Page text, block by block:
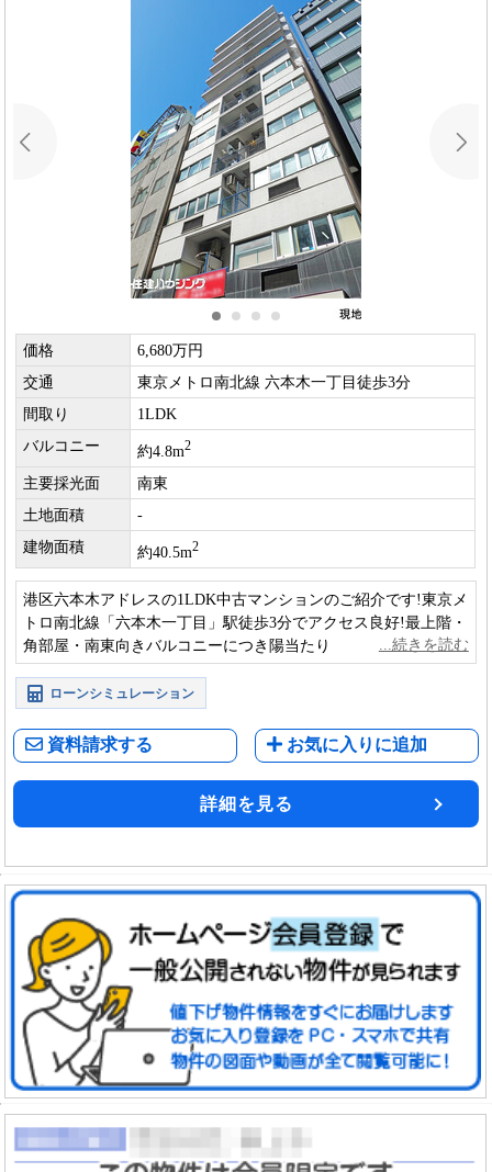
価格
6,680万円
交通
東京メトロ南北線 六本木一丁目徒歩3分
間取り
1LDK
バルコニー
約4.8m2
主要採光面
南東
土地面積
-
建物面積
約40.5m2
港区六本木アドレスの1LDK中古マンションのご紹介です!東京メ
トロ南北線「六本木一丁目」駅徒歩3分でアクセス良好!最上階・
角部屋・南東向きバルコニーにつき陽当たり・眺望良好!
ローンシミュレーション
資料請求する お気に入りに追加
詳細を見る